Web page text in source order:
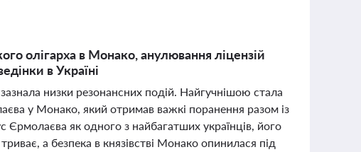
олігарха в Монако, анулювання ліцензій
в Україні
низки резонансних подій. Найгучнішою стала
у Монако, який отримав важкі поранення разом із
як одного з найбагатших українців, його
а безпека в князівстві Монако опинилася під